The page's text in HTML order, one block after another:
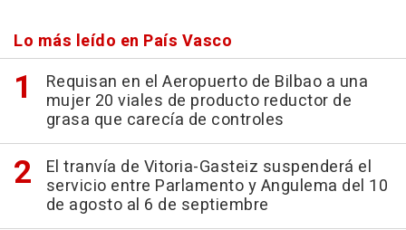
Lo más leído en País Vasco
Requisan en el Aeropuerto de Bilbao a una
mujer 20 viales de producto reductor de
grasa que carecía de controles
El tranvía de Vitoria-Gasteiz suspenderá el
servicio entre Parlamento y Angulema del 10
de agosto al 6 de septiembre